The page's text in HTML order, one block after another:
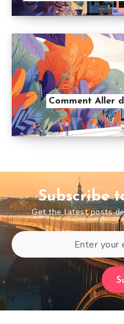
Comment Aller
Subscribe
Get the latest posts